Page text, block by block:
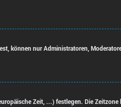
können nur Administratoren,
Zeit, ...) festlegen. Die Zeitzone